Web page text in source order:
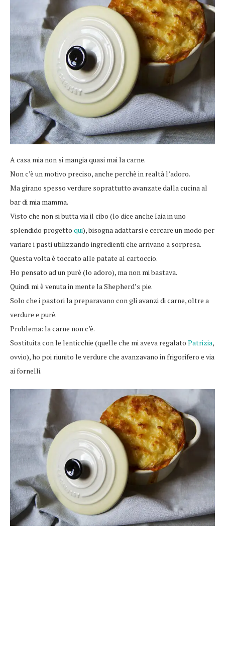
A casa mia non si mangia quasi mai la carne.
Non c’è un motivo preciso, anche perchè in realtà l’adoro.
Ma girano spesso verdure soprattutto avanzate dalla cucina al
bar di mia mamma.
Visto che non si butta via il cibo (lo dice anche Iaia in uno
splendido progetto qui), bisogna adattarsi e cercare un modo per
variare i pasti utilizzando ingredienti che arrivano a sorpresa.
Questa volta è toccato alle patate al cartoccio.
Ho pensato ad un purè (lo adoro), ma non mi bastava.
Quindi mi è venuta in mente la Shepherd’s pie.
Solo che i pastori la preparavano con gli avanzi di carne, oltre a
verdure e purè.
Problema: la carne non c’è.
Sostituita con le lenticchie (quelle che mi aveva regalato Patrizia,
ovvio), ho poi riunito le verdure che avanzavano in frigorifero e via
ai fornelli.